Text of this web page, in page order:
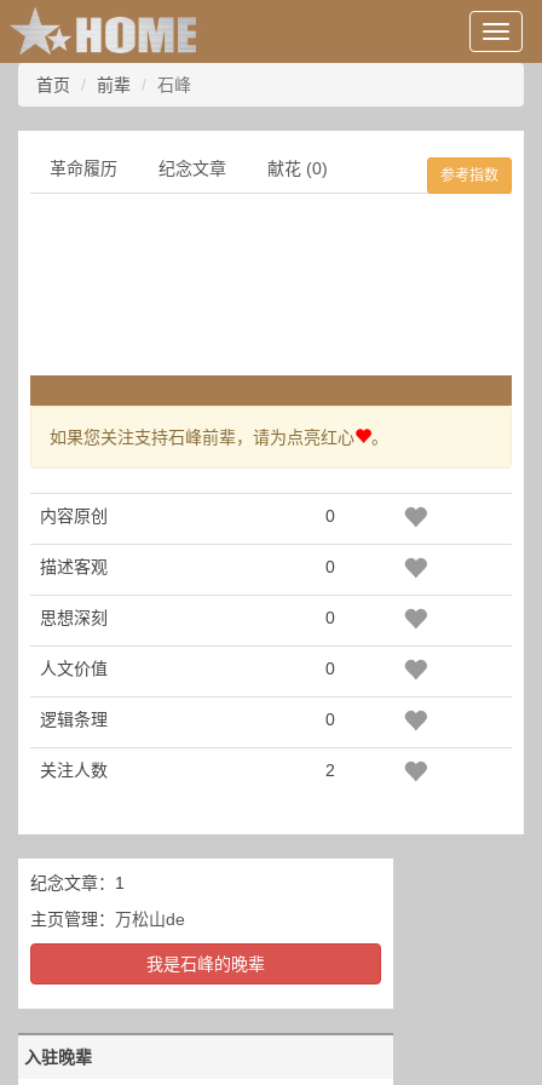
用
户
息/
登
录
等
首页 前辈 石峰
革命履历 纪念文章 献花 (0) 参考指数
如果您关注支持石峰前辈，请为点亮红心 。
内容原创 0
描述客观 0
思想深刻 0
人文价值 0
逻辑条理 0
关注人数 2
纪念文章：1
主页管理： 万松山de
我是石峰的晚辈
入驻晚辈